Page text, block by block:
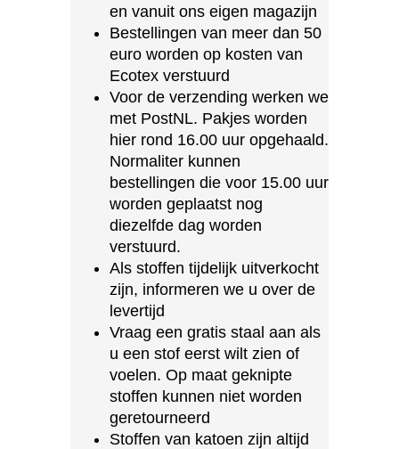
en vanuit ons eigen magazijn
Bestellingen van meer dan 50
euro worden op kosten van
Ecotex verstuurd
Voor de verzending werken we
met PostNL. Pakjes worden
hier rond 16.00 uur opgehaald.
Normaliter kunnen
bestellingen die voor 15.00 uur
worden geplaatst nog
diezelfde dag worden
verstuurd.
Als stoffen tijdelijk uitverkocht
zijn, informeren we u over de
levertijd
Vraag een gratis staal aan als
u een stof eerst wilt zien of
voelen. Op maat geknipte
stoffen kunnen niet worden
geretourneerd
Stoffen van katoen zijn altijd